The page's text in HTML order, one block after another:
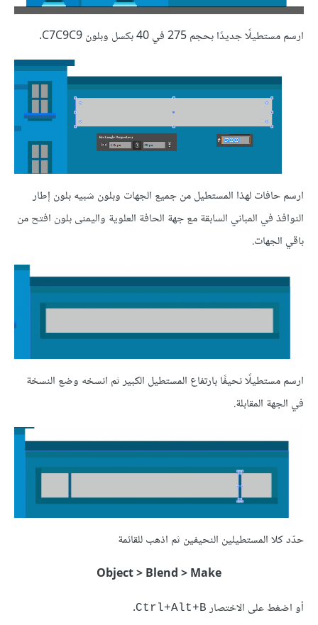
ارسم مستطيلًا جديدًا بحجم 275 في 40 بكسل وبلون C7C9C9.
ارسم حافات لهذا المستطيل من جميع الجهات وبلون شبيه بلون إطار
النوافذ في المباني السابقة مع جهة الحافة العلوية واليمنى بلون افتح من
باقي الجهات.
ارسم مستطيلًا نحيفًا بارتفاع المستطيل الكبير ثم انسخه وضع النسخة
في الجهة المقابلة.
حدّد كلا المستطيلين النحيفين ثم اذهب للقائمة
Object > Blend > Make
أو اضغط على الاختصار Ctrl+Alt+B
.